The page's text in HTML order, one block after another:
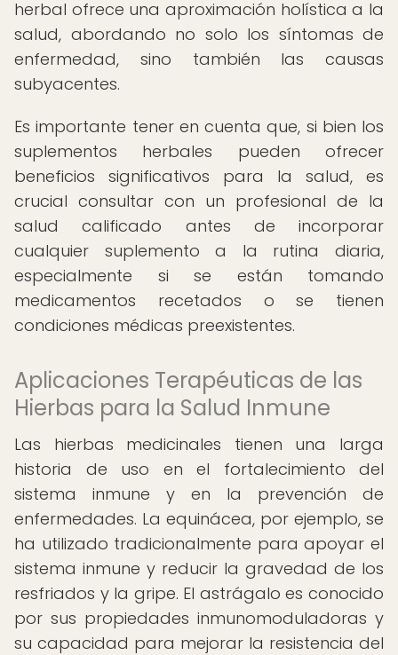
herbal ofrece una aproximación holística a la
salud, abordando no solo los síntomas de
enfermedad, sino también las causas
subyacentes.
Es importante tener en cuenta que, si bien los
suplementos herbales pueden ofrecer
beneficios significativos para la salud, es
crucial consultar con un profesional de la
salud calificado antes de incorporar
cualquier suplemento a la rutina diaria,
especialmente si se están tomando
medicamentos recetados o se tienen
condiciones médicas preexistentes.
Aplicaciones Terapéuticas de las
Hierbas para la Salud Inmune
Las hierbas medicinales tienen una larga
historia de uso en el fortalecimiento del
sistema inmune y en la prevención de
enfermedades. La equinácea, por ejemplo, se
ha utilizado tradicionalmente para apoyar el
sistema inmune y reducir la gravedad de los
resfriados y la gripe. El astrágalo es conocido
por sus propiedades inmunomoduladoras y
su capacidad para mejorar la resistencia del